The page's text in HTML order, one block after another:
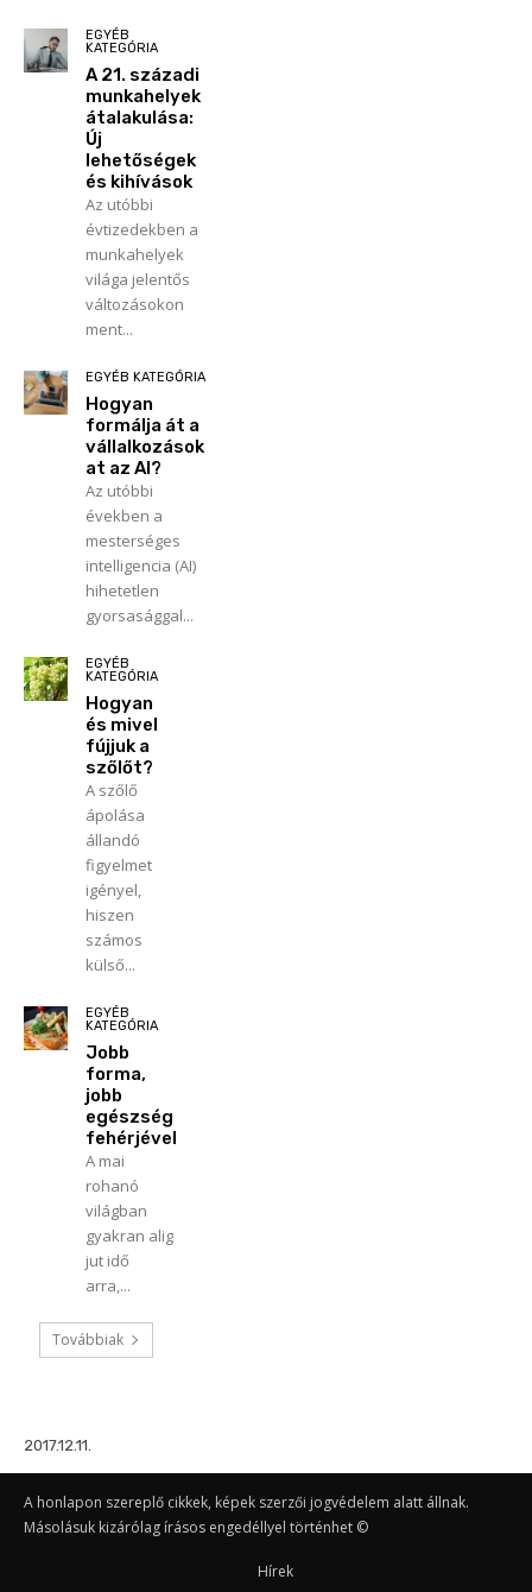
EGYÉB
KATEGÓRIA
A 21. századi
munkahelyek
átalakulása:
Új
lehetőségek
és kihívások
Az utóbbi
évtizedekben a
munkahelyek
világa jelentős
változásokon
ment...
EGYÉB KATEGÓRIA
Hogyan
formálja át a
vállalkozások
at az AI?
Az utóbbi
években a
mesterséges
intelligencia (AI)
hihetetlen
gyorsasággal...
EGYÉB
KATEGÓRIA
Hogyan
és mivel
fújjuk a
szőlőt?
A szőlő
ápolása
állandó
figyelmet
igényel,
hiszen
számos
külső...
EGYÉB
KATEGÓRIA
Jobb
forma,
jobb
egészség
fehérjével
A mai
rohanó
világban
gyakran alig
jut idő
arra,...
Továbbiak
2017.12.11.
A honlapon szereplő cikkek, képek szerzői jogvédelem alatt állnak.
Másolásuk kizárólag írásos engedéllyel történhet ©
Hírek